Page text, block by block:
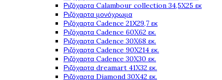
Ριζόχαρτα Calambour collection 34,5X25 εκ
Ριζόχαρτα μονόχρωμα
Ριζόχαρτα Cadence 21Χ29,7 εκ
Ριζόχαρτα Cadence 60X62 εκ.
Ριζόχαρτα Cadence 30X68 εκ.
Ριζόχαρτα Cadence 90X214 εκ.
Ριζόχαρτα Cadence 30X30 εκ.
Ριζόχαρτα dreamart 41X32 εκ.
Ριζόχαρτα Diamond 30X42 εκ.